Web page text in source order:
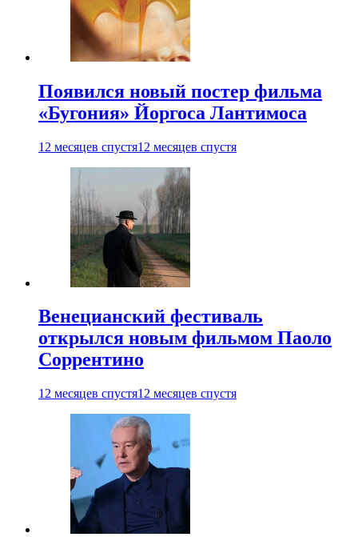
Появился новый постер фильма
«Бугония» Йоргоса Лантимоса
12 месяцев спустя12 месяцев спустя
Венецианский фестиваль
открылся новым фильмом Паоло
Соррентино
12 месяцев спустя12 месяцев спустя